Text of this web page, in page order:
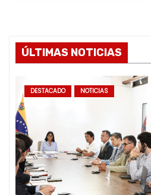
ÚLTIMAS NOTICIAS
DESTACADO NOTICIAS